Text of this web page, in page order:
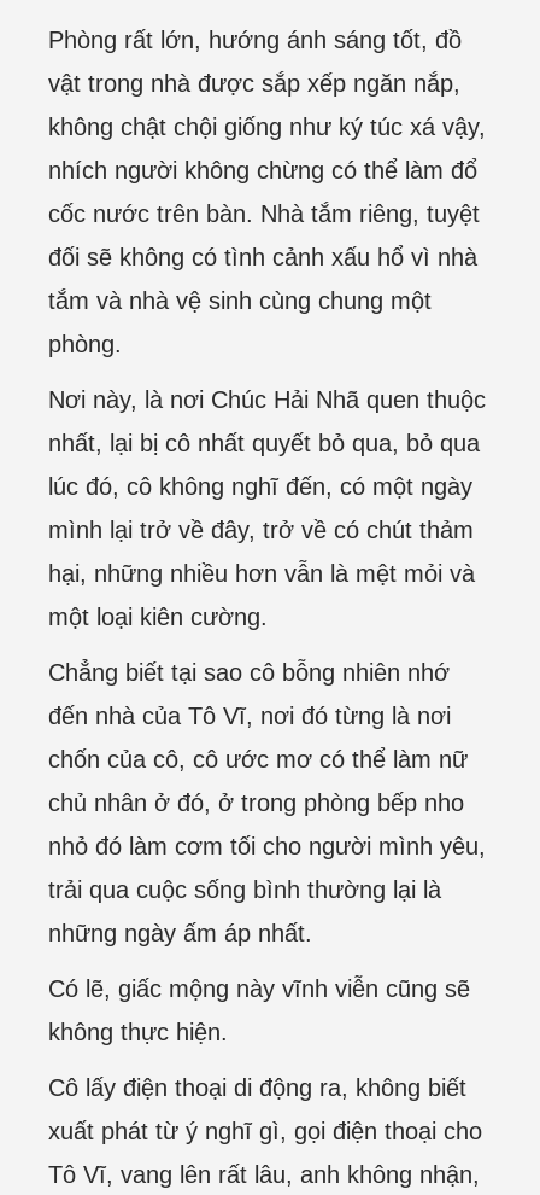
Phòng rất lớn, hướng ánh sáng tốt, đồ
vật trong nhà được sắp xếp ngăn nắp,
không chật chội giống như ký túc xá vậy,
nhích người không chừng có thể làm đổ
cốc nước trên bàn. Nhà tắm riêng, tuyệt
đối sẽ không có tình cảnh xấu hổ vì nhà
tắm và nhà vệ sinh cùng chung một
phòng.
Nơi này, là nơi Chúc Hải Nhã quen thuộc
nhất, lại bị cô nhất quyết bỏ qua, bỏ qua
lúc đó, cô không nghĩ đến, có một ngày
mình lại trở về đây, trở về có chút thảm
hại, những nhiều hơn vẫn là mệt mỏi và
một loại kiên cường.
Chẳng biết tại sao cô bỗng nhiên nhớ
đến nhà của Tô Vĩ, nơi đó từng là nơi
chốn của cô, cô ước mơ có thể làm nữ
chủ nhân ở đó, ở trong phòng bếp nho
nhỏ đó làm cơm tối cho người mình yêu,
trải qua cuộc sống bình thường lại là
những ngày ấm áp nhất.
Có lẽ, giấc mộng này vĩnh viễn cũng sẽ
không thực hiện.
Cô lấy điện thoại di động ra, không biết
xuất phát từ ý nghĩ gì, gọi điện thoại cho
Tô Vĩ, vang lên rất lâu, anh không nhận,